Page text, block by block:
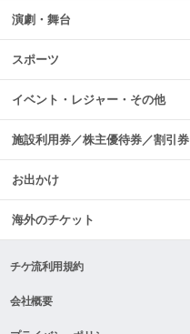
演劇・舞台
スポーツ
イベント・レジャー・その他
施設利用券／株主優待券／割引券
お出かけ
海外のチケット
チケ流利用規約
会社概要